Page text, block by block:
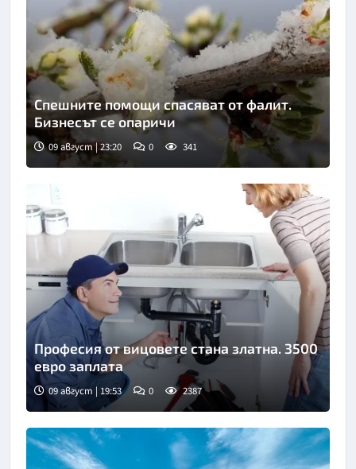
Спешните помощи спасяват от фалит.
Бизнесът се опаричи
09 август | 23:20 0 341
Професия от вицовете стана златна. 3500
евро заплата
09 август | 19:53 0 2387